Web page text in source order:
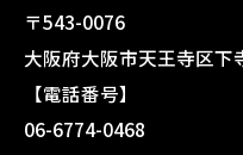
〒543-0076
大阪府大阪市天王寺区下
【電話番号】
06-6774-0468